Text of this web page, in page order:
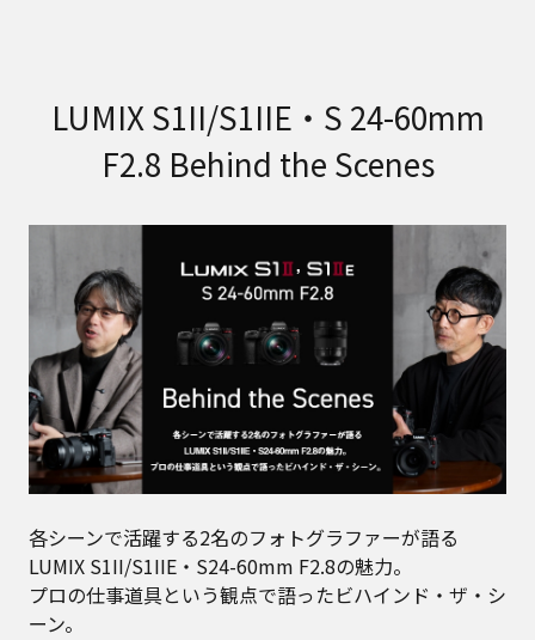
LUMIX S1II/S1IIE・S 24-60mm
F2.8 Behind the Scenes
各シーンで活躍する2名のフォトグラファーが語る
LUMIX S1II/S1IIE・S24-60mm F2.8の魅力。
プロの仕事道具という観点で語ったビハインド・ザ・シ
ーン。